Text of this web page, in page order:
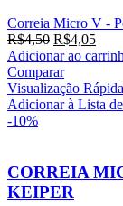
Correia Micro V -
R$4,50 R$4,05
Adicionar ao
Comparar
Visualização Rápida
Adicionar à Lista
-10%
CORREIA
KEIPER